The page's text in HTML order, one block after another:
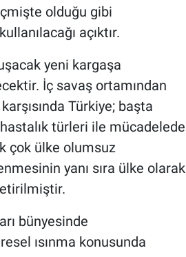
olduğu gibi
açıktır.
yeni kargaşa
İç savaş ortamından
Türkiye; başta
türleri ile mücadelede
çok ülke olumsuz
yanı sıra ülke olarak
bünyesinde
ısınma konusunda